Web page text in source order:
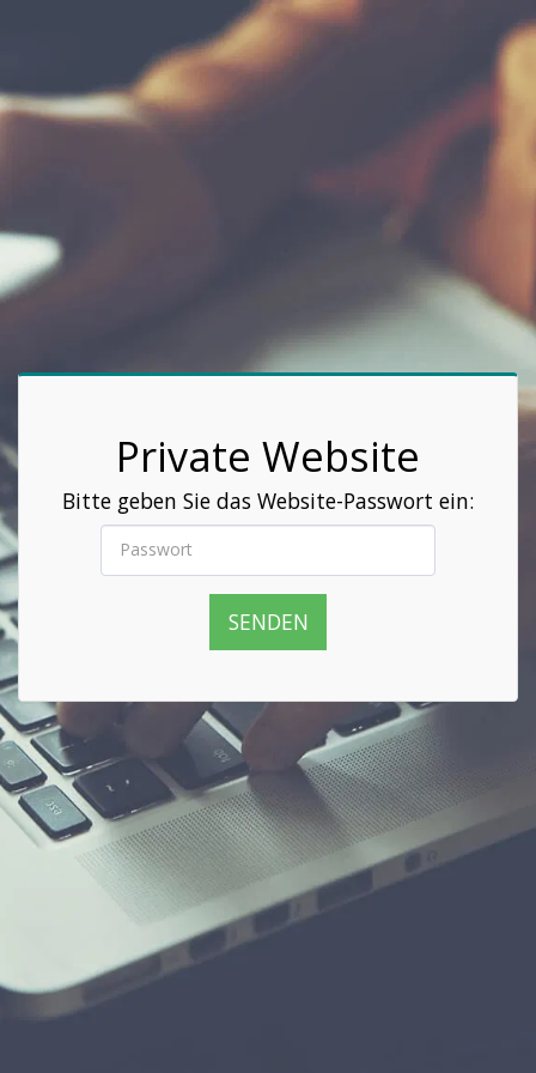
Private Website
Bitte geben Sie das Website-Passwort ein:
SENDEN